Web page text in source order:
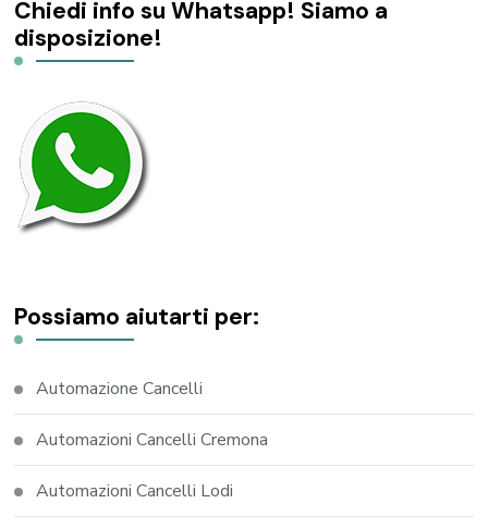
Chiedi info su Whatsapp! Siamo a
disposizione!
Possiamo aiutarti per:
Automazione Cancelli
Automazioni Cancelli Cremona
Automazioni Cancelli Lodi